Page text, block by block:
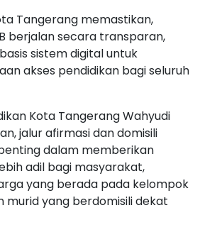
Tangerang memastikan,
berjalan secara transparan,
sistem digital untuk
akses pendidikan bagi seluruh
Kota Tangerang Wahyudi
jalur afirmasi dan domisili
dalam memberikan
adil bagi masyarakat,
yang berada pada kelompok
murid yang berdomisili dekat